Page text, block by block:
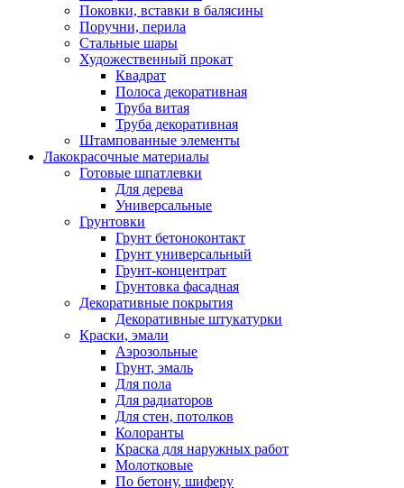
Поковки, вставки в балясины
Поручни, перила
Стальные шары
Художественный прокат
Квадрат
Полоса декоративная
Труба витая
Труба декоративная
Штампованные элементы
Лакокрасочные материалы
Готовые шпатлевки
Для дерева
Универсальные
Грунтовки
Грунт бетоноконтакт
Грунт универсальный
Грунт-концентрат
Грунтовка фасадная
Декоративные покрытия
Декоративные штукатурки
Краски, эмали
Аэрозольные
Грунт, эмаль
Для пола
Для радиаторов
Для стен, потолков
Колоранты
Краска для наружных работ
Молотковые
По бетону, шиферу